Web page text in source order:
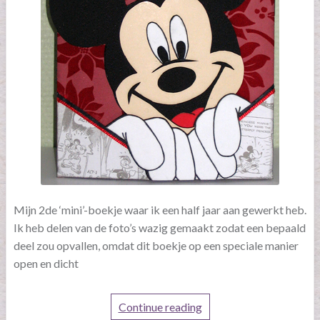
Mijn 2de ‘mini’-boekje waar ik een half jaar aan gewerkt heb.
Ik heb delen van de foto’s wazig gemaakt zodat een bepaald
deel zou opvallen, omdat dit boekje op een speciale manier
open en dicht
Continue reading